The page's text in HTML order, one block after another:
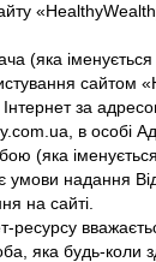
(яка
сайтом
за
в особі
(яка
умови надання
на сайті.
ресурсу
яка будь-коли